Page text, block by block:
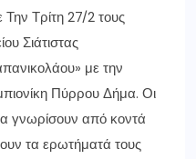
Τρίτη 27/2 τους
Σιάτιστας
με την
Πύρρου Δήμα. Οι
γνωρίσουν από κοντά
τα ερωτήματά τους